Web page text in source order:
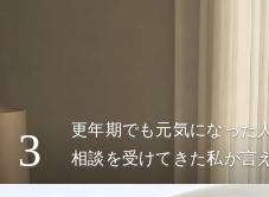
3
更年期でも元気になった
相談を受けてきた私が言